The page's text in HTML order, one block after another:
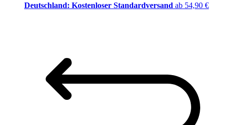
Deutschland: Kostenloser Standardversand ab 54,90 €